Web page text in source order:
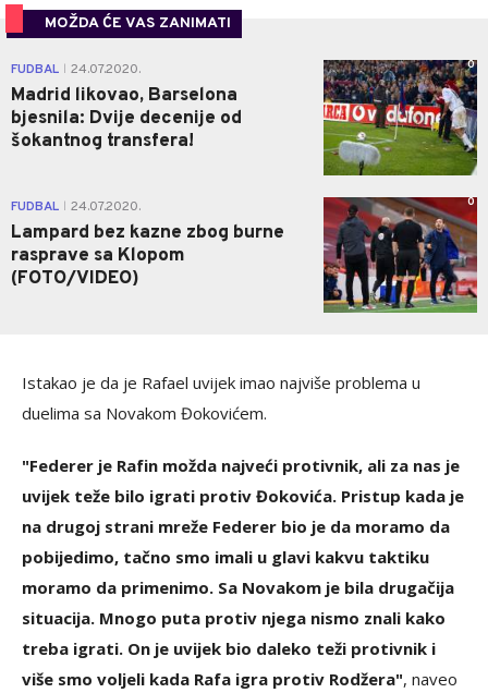
MOŽDA ĆE VAS ZANIMATI
FUDBAL 24.07.2020.
Madrid likovao, Barselona
bjesnila: Dvije decenije od
šokantnog transfera!
0
FUDBAL 24.07.2020.
Lampard bez kazne zbog burne
rasprave sa Klopom
(FOTO/VIDEO)
0
Istakao je da je Rafael uvijek imao najviše problema u
duelima sa Novakom Đokovićem.
"Federer je Rafin možda najveći protivnik, ali za nas je
uvijek teže bilo igrati protiv Đokovića. Pristup kada je
na drugoj strani mreže Federer bio je da moramo da
pobijedimo, tačno smo imali u glavi kakvu taktiku
moramo da primenimo. Sa Novakom je bila drugačija
situacija. Mnogo puta protiv njega nismo znali kako
treba igrati. On je uvijek bio daleko teži protivnik i
više smo voljeli kada Rafa igra protiv Rodžera", naveo